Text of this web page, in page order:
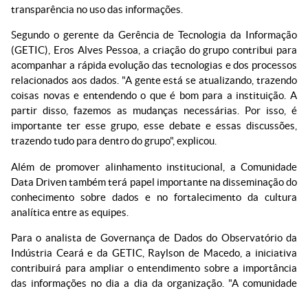
transparência no uso das informações.
Segundo o gerente da Gerência de Tecnologia da Informação
(GETIC), Eros Alves Pessoa, a criação do grupo contribui para
acompanhar a rápida evolução das tecnologias e dos processos
relacionados aos dados. "A gente está se atualizando, trazendo
coisas novas e entendendo o que é bom para a instituição. A
partir disso, fazemos as mudanças necessárias. Por isso, é
importante ter esse grupo, esse debate e essas discussões,
trazendo tudo para dentro do grupo", explicou.
Além de promover alinhamento institucional, a Comunidade
Data Driven também terá papel importante na disseminação do
conhecimento sobre dados e no fortalecimento da cultura
analítica entre as equipes.
Para o analista de Governança de Dados do Observatório da
Indústria Ceará e da GETIC, Raylson de Macedo, a iniciativa
contribuirá para ampliar o entendimento sobre a importância
das informações no dia a dia da organização. "A comunidade